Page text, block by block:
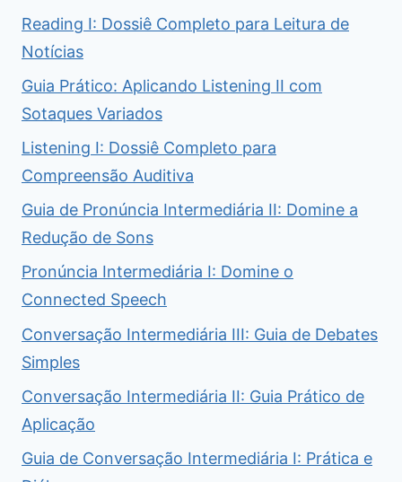
Reading I: Dossiê Completo para Leitura de
Notícias
Guia Prático: Aplicando Listening II com
Sotaques Variados
Listening I: Dossiê Completo para
Compreensão Auditiva
Guia de Pronúncia Intermediária II: Domine a
Redução de Sons
Pronúncia Intermediária I: Domine o
Connected Speech
Conversação Intermediária III: Guia de Debates
Simples
Conversação Intermediária II: Guia Prático de
Aplicação
Guia de Conversação Intermediária I: Prática e